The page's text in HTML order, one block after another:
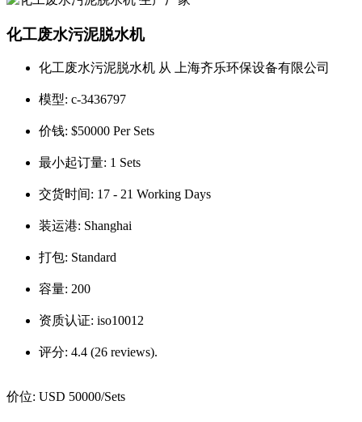
化工废水污泥脱水机
化工废水污泥脱水机 从 上海齐乐环保设备有限公司
模型: c-3436797
价钱: $50000 Per Sets
最小起订量: 1 Sets
交货时间: 17 - 21 Working Days
装运港: Shanghai
打包: Standard
容量: 200
资质认证: iso10012
评分: 4.4 (26 reviews).
价位: USD 50000/Sets